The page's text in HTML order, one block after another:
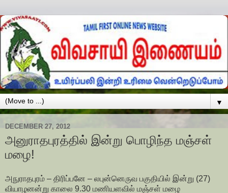
▼
DECEMBER 27, 2012
அனுராதபுரத்தில் இன்று பொழிந்த மஞ்சள்
மழை!
அநுராதபுரம் – திரிப்பனே – லபுன்னெருவ பகுதியில் இன்று (27)
வியாழனன்று காலை 9.30 மணியளவில் மஞ்சள் மழை